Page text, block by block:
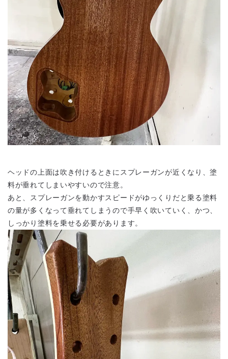
ヘッドの上面は吹き付けるときにスプレーガンが近くなり、塗
料が垂れてしまいやすいので注意。
あと、スプレーガンを動かすスピードがゆっくりだと乗る塗料
の量が多くなって垂れてしまうので手早く吹いていく、かつ、
しっかり塗料を乗せる必要があります。